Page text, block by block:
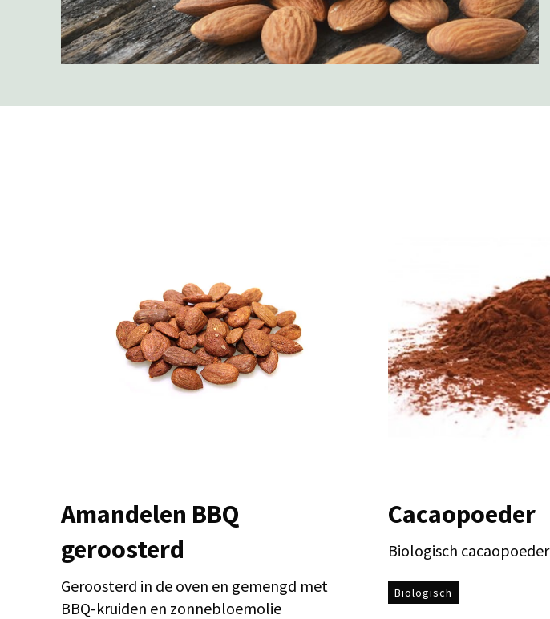
Amandelen BBQ
geroosterd
Geroosterd in de oven en gemengd met
BBQ-kruiden en zonnebloemolie
Cacaopoeder
Biologisch cacaopoeder
Biologisch